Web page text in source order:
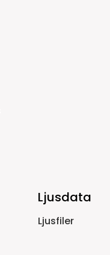
Ljusdata
Ljusfiler